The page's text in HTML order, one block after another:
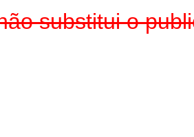
substitui o